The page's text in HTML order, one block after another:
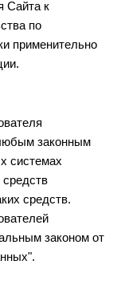
Сайта к
по
применительно
законным
системах
средств.
законом от